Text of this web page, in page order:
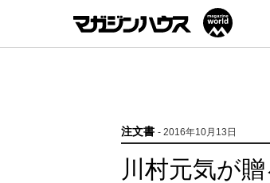
注文書 - 2016年10月13日
川村元気が